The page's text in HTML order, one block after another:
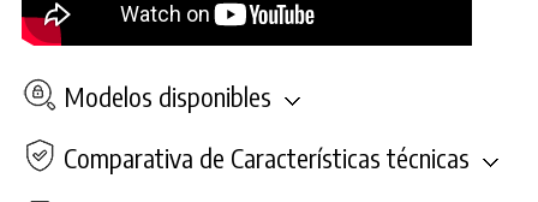
Modelos disponibles
Comparativa de Características técnicas